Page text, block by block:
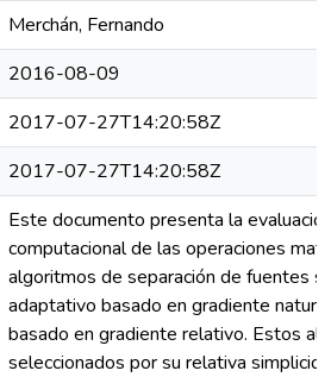
Merchán, Fernando
2016-08-09
2017-07-27T14:20:58Z
2017-07-27T14:20:58Z
Este documento presenta la
computacional de las operaciones
algoritmos de separación de fuentes
adaptativo basado en gradiente
basado en gradiente relativo. Estos
seleccionados por su relativa